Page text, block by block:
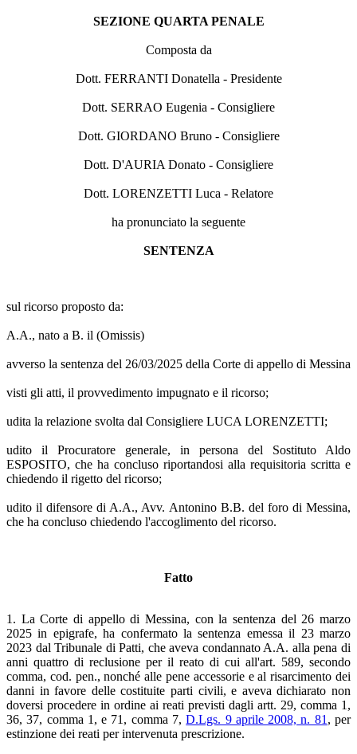
SEZIONE QUARTA PENALE
Composta da
Dott. FERRANTI Donatella - Presidente
Dott. SERRAO Eugenia - Consigliere
Dott. GIORDANO Bruno - Consigliere
Dott. D'AURIA Donato - Consigliere
Dott. LORENZETTI Luca - Relatore
ha pronunciato la seguente
SENTENZA
sul ricorso proposto da:
A.A., nato a B. il (Omissis)
avverso la sentenza del 26/03/2025 della Corte di appello di Messina
visti gli atti, il provvedimento impugnato e il ricorso;
udita la relazione svolta dal Consigliere LUCA LORENZETTI;
udito il Procuratore generale, in persona del Sostituto Aldo
ESPOSITO, che ha concluso riportandosi alla requisitoria scritta e
chiedendo il rigetto del ricorso;
udito il difensore di A.A., Avv. Antonino B.B. del foro di Messina,
che ha concluso chiedendo l'accoglimento del ricorso.
Fatto
1. La Corte di appello di Messina, con la sentenza del 26 marzo
2025 in epigrafe, ha confermato la sentenza emessa il 23 marzo
2023 dal Tribunale di Patti, che aveva condannato A.A. alla pena di
anni quattro di reclusione per il reato di cui all'art. 589, secondo
comma, cod. pen., nonché alle pene accessorie e al risarcimento dei
danni in favore delle costituite parti civili, e aveva dichiarato non
doversi procedere in ordine ai reati previsti dagli artt. 29, comma 1,
36, 37, comma 1, e 71, comma 7,D.Lgs. 9 aprile 2008, n. 81 , per
estinzione dei reati per intervenuta prescrizione.